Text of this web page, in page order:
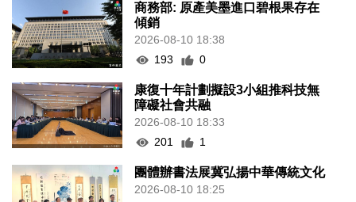
商務部: 原產美墨進口碧根果存在
傾銷
2026-08-10 18:38
193
0
康復十年計劃擬設3小組推科技無
障礙社會共融
2026-08-10 18:33
201
1
團體辦書法展冀弘揚中華傳統文化
2026-08-10 18:25